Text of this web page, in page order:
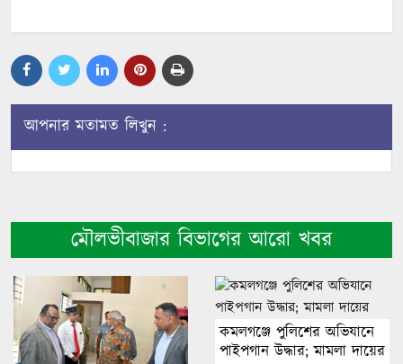
আপনার মতামত লিখুন :
মৌলভীবাজার বিভাগের আরো খবর
কমলগঞ্জে পুলিশের অভিযানে
পাইপগান উদ্ধার; মামলা দায়ের